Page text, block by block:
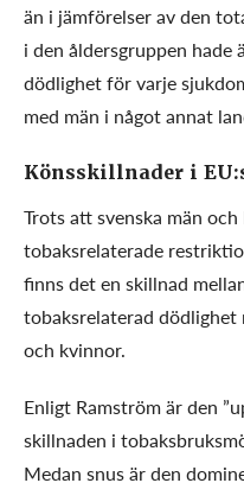
än i jämförelser av den
i den åldersgruppen hade
dödlighet för varje
med män i något annat
Könsskillnader i
Trots att svenska män
tobaksrelaterade
finns det en skillnad
tobaksrelaterad
och kvinnor.
Enligt Ramström är den
skillnaden i
Medan snus är den